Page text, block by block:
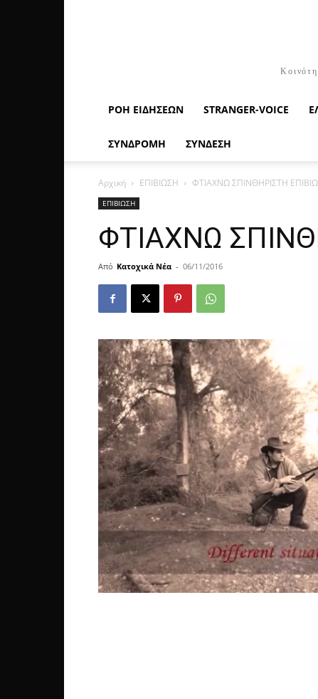
ΡΟΉ ΕΙΔΉΣΕΩΝ STRANGER-VOICE
ΣΥΝΔΡΟΜΗ ΣΥΝΔΕΣΗ
Αρχική ΕΠΙΒΙΩΣΗ ΦΤΙΑΧΝΩ ΣΠΙΝΘΗΡΙΣΤΗ
ΕΠΙΒΙΩΣΗ
ΦΤΙΑΧΝΩ
Από Κατοχικά Νέα - 06/11/2016